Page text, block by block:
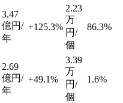
3.47
億円/
年
+125.3%
2.23
万
円/
個
86.3%
2.69
億円/
年
+49.1%
3.39
万
円/
個
1.6%